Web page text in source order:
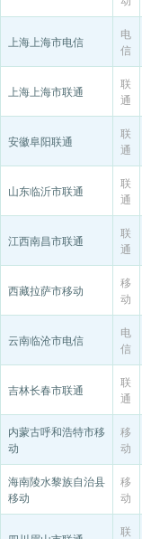
上海上海市电信
电
信
上海上海市联通
联
通
安徽阜阳联通
联
通
山东临沂市联通
联
通
江西南昌市联通
联
通
西藏拉萨市移动
移
动
云南临沧市电信
电
信
吉林长春市联通
联
通
内蒙古呼和浩特市移
动
移
动
海南陵水黎族自治县
移动
移
动
联